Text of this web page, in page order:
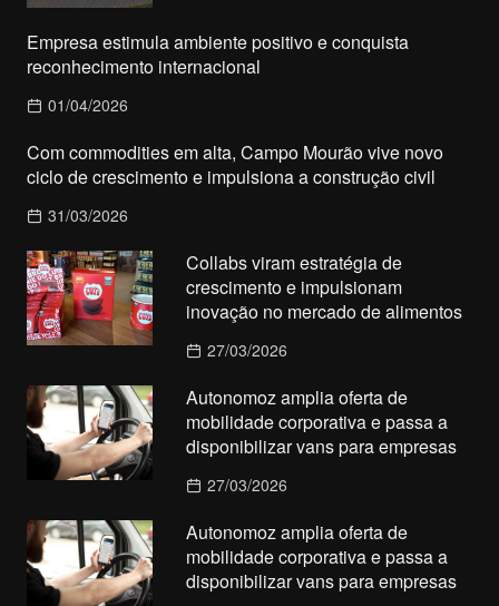
Empresa estimula ambiente positivo e conquista
reconhecimento internacional
01/04/2026
Com commodities em alta, Campo Mourão vive novo
ciclo de crescimento e impulsiona a construção civil
31/03/2026
Collabs viram estratégia de
crescimento e impulsionam
inovação no mercado de alimentos
27/03/2026
Autonomoz amplia oferta de
mobilidade corporativa e passa a
disponibilizar vans para empresas
27/03/2026
Autonomoz amplia oferta de
mobilidade corporativa e passa a
disponibilizar vans para empresas